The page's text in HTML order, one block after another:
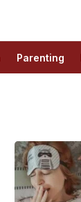
Parenting